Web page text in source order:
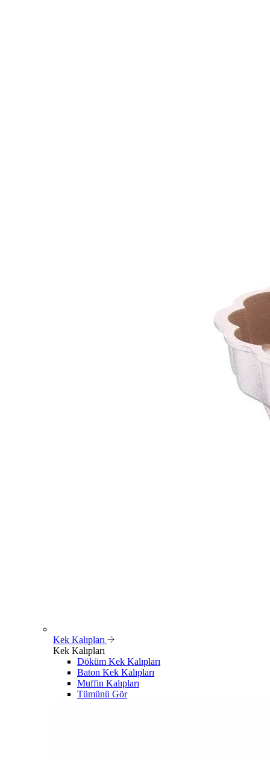
Kek Kalıpları
Kek Kalıpları
Döküm Kek Kalıpları
Baton Kek Kalıpları
Muffin Kalıpları
Tümünü Gör